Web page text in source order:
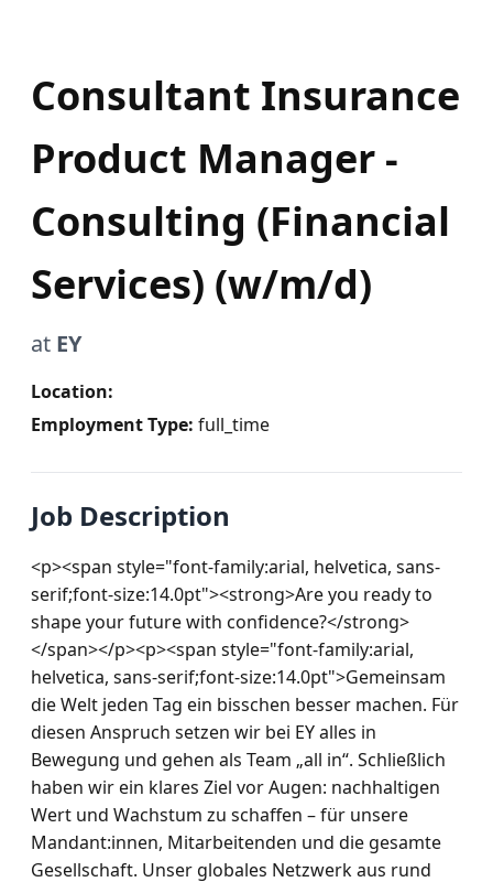
Consultant Insurance
Product Manager -
Consulting (Financial
Services) (w/m/d)
at EY
Location:
Employment Type: full_time
Job Description
<p><span style="font-family:arial, helvetica, sans-
serif;font-size:14.0pt"><strong>Are you ready to
shape your future with confidence?</strong>
</span></p><p><span style="font-family:arial,
helvetica, sans-serif;font-size:14.0pt">Gemeinsam
die Welt jeden Tag ein bisschen besser machen. Für
diesen Anspruch setzen wir bei EY alles in
Bewegung und gehen als Team „all in“. Schließlich
haben wir ein klares Ziel vor Augen: nachhaltigen
Wert und Wachstum zu schaffen – für unsere
Mandant:innen, Mitarbeitenden und die gesamte
Gesellschaft. Unser globales Netzwerk aus rund